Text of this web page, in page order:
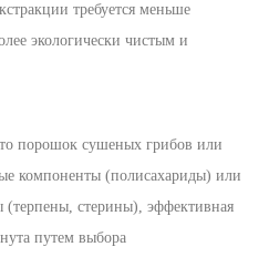
требуется меньше
экологически чистым и
порошок сушеных грибов или
компоненты (полисахариды) или
стерины), эффективная
путем выбора